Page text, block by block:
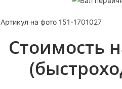
Артикул на фото 151-1701027
Стоимость